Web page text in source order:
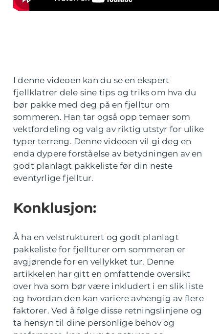
I denne videoen kan du se en ekspert
fjellklatrer dele sine tips og triks om hva du
bør pakke med deg på en fjelltur om
sommeren. Han tar også opp temaer som
vektfordeling og valg av riktig utstyr for ulike
typer terreng. Denne videoen vil gi deg en
enda dypere forståelse av betydningen av en
godt planlagt pakkeliste før din neste
eventyrlige fjelltur.
Konklusjon:
Å ha en velstrukturert og godt planlagt
pakkeliste for fjellturer om sommeren er
avgjørende for en vellykket tur. Denne
artikkelen har gitt en omfattende oversikt
over hva som bør være inkludert i en slik liste
og hvordan den kan variere avhengig av flere
faktorer. Ved å følge disse retningslinjene og
ta hensyn til dine personlige behov og